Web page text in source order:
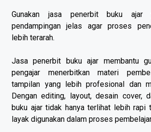
Gunakan jasa penerbit buku ajar
pendampingan jelas agar proses
lebih terarah.
Jasa penerbit buku ajar membantu
pengajar menerbitkan materi
tampilan yang lebih profesional dan
Dengan editing, layout, desain cover,
buku ajar tidak hanya terlihat lebih rapi
layak digunakan dalam proses